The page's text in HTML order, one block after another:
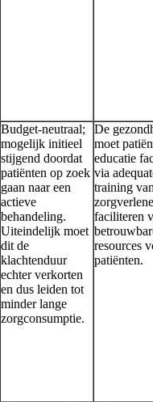
Budget-neutraal;
mogelijk initieel
stijgend doordat
patiënten op zoek
gaan naar een
actieve
behandeling.
Uiteindelijk moet
dit de
klachtenduur
echter verkorten
en dus leiden tot
minder lange
zorgconsumptie.
De
moet
educatie
via
training
faciliteren
resources
patiënten.